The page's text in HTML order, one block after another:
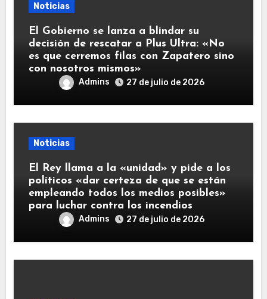
Noticias
El Gobierno se lanza a blindar su
decisión de rescatar a Plus Ultra: «No
es que cerremos filas con Zapatero sino
con nosotros mismos»
Admins 27 de julio de 2026
Noticias
El Rey llama a la «unidad» y pide a los
políticos «dar certeza de que se están
empleando todos los medios posibles»
para luchar contra los incendios
Admins 27 de julio de 2026